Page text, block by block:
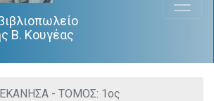
Β. Κουγέας
- ΤΟΜΟΣ: 1ος